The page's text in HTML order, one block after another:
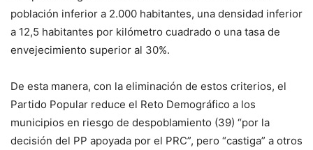
población inferior a 2.000 habitantes, una densidad inferior
a 12,5 habitantes por kilómetro cuadrado o una tasa de
envejecimiento superior al 30%.
De esta manera, con la eliminación de estos criterios, el
Partido Popular reduce el Reto Demográfico a los
municipios en riesgo de despoblamiento (39) “por la
decisión del PP apoyada por el PRC”, pero “castiga” a otros